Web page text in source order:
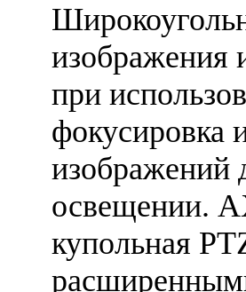
изображения
при
фокусировка
изображений
освещении.
купольная